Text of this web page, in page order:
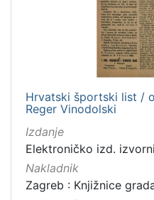
Hrvatski športski list /
Reger Vinodolski
Izdanje
Elektroničko izd.
Nakladnik
Zagreb : Knjižnice